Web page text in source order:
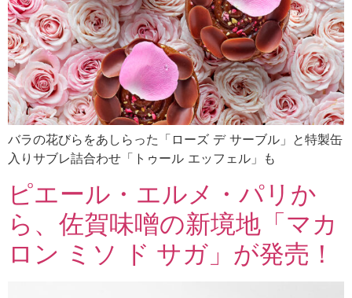
バラの花びらをあしらった「ローズ デ サーブル」と特製缶
入りサブレ詰合わせ「トゥール エッフェル」も
ピエール・エルメ・パリか
ら、佐賀味噌の新境地「マカ
ロン ミソ ド サガ」が発売！